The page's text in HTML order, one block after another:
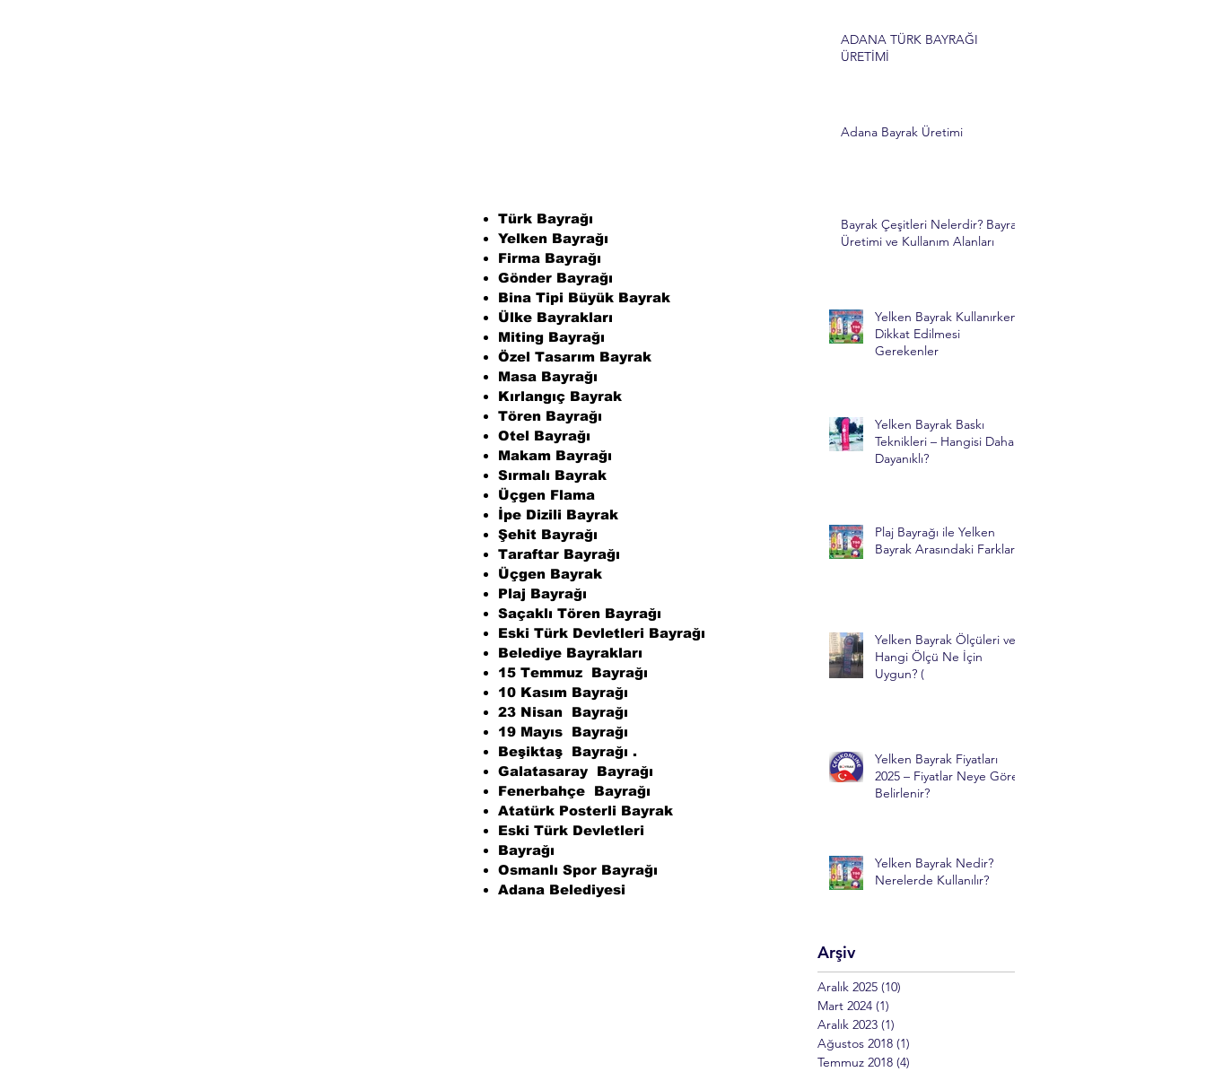
Türk Bayrağı
Yelken Bayrağı
Firma Bayrağı
Gönder Bayrağı
Bina Tipi Büyük Bayrak
Ülke Bayrakları
Miting Bayrağı
Özel Tasarım Bayrak
Masa Bayrağı
Kırlangıç Bayrak
Tören Bayrağı
Otel Bayrağı
Makam Bayrağı
Sırmalı Bayrak
Üçgen Flama
İpe Dizili Bayrak
Şehit Bayrağı
Taraftar Bayrağı
Üçgen Bayrak
Plaj Bayrağı
Saçaklı Tören Bayrağı
Eski Türk Devletleri Bayrağı
Belediye Bayrakları
15 Temmuz Bayrağı
10 Kasım Bayrağı
23 Nisan Bayrağı
19 Mayıs Bayrağı
Beşiktaş Bayrağı .
Galatasaray Bayrağı
Fenerbahçe Bayrağı
Atatürk Posterli Bayrak
Eski Türk Devletleri
Bayrağı
Osmanlı Spor Bayrağı
Adana Belediyesi
ADANA TÜRK BAYRAĞI
ÜRETİMİ
Adana Bayrak Üretimi
Bayrak Çeşitleri Nelerdir? Bayrak
Üretimi ve Kullanım Alanları
Yelken Bayrak Kullanırken
Dikkat Edilmesi
Gerekenler
Yelken Bayrak Baskı
Teknikleri – Hangisi Daha
Dayanıklı?
Plaj Bayrağı ile Yelken
Bayrak Arasındaki Farklar
Yelken Bayrak Ölçüleri ve
Hangi Ölçü Ne İçin
Uygun? (
Yelken Bayrak Fiyatları
2025 – Fiyatlar Neye Göre
Belirlenir?
Yelken Bayrak Nedir?
Nerelerde Kullanılır?
Arşiv
Aralık 2025 (10)
Mart 2024 (1)
Aralık 2023 (1)
Ağustos 2018 (1)
Temmuz 2018 (4)